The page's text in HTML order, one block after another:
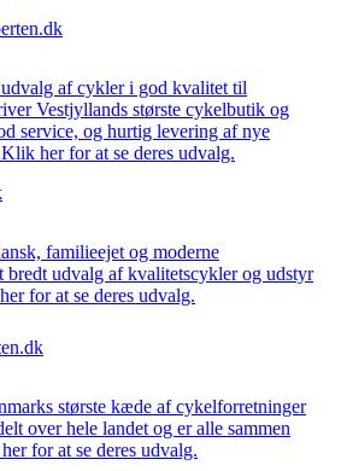
af cykler i god kvalitet til
Vestjyllands største cykelbutik og
service, og hurtig levering af nye
her for at se deres udvalg.
familieejet og moderne
bredt udvalg af kvalitetscykler og udstyr
for at se deres udvalg.
største kæde af cykelforretninger
over hele landet og er alle sammen
for at se deres udvalg.